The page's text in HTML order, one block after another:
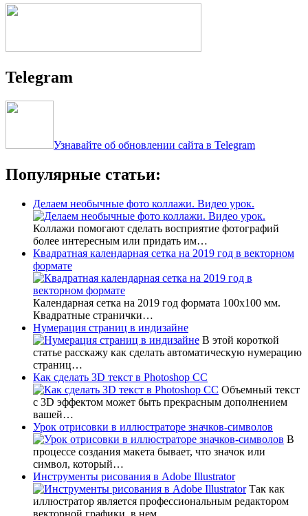
Telegram
Узнавайте об обновлении сайта в Telegram
Популярные статьи:
Делаем необычные фото коллажи. Видео урок.
Коллажи помогают сделать восприятие фотографий
более интересным или придать им…
Квадратная календарная сетка на 2019 год в векторном
формате
Календарная сетка на 2019 год формата 100х100 мм.
Квадратные странички…
Нумерация страниц в индизайне
В этой короткой
статье расскажу как сделать автоматическую нумерацию
страниц…
Как сделать 3D текст в Photoshop CC
Объемный текст
с 3D эффектом может быть прекрасным дополнением
вашей…
Урок отрисовки в иллюстраторе значков-символов
В
процессе создания макета бывает, что значок или
символ, который…
Инструменты рисования в Adobe Illustrator
Так как
иллюстратор является профессиональным редактором
векторной графики, в нем…